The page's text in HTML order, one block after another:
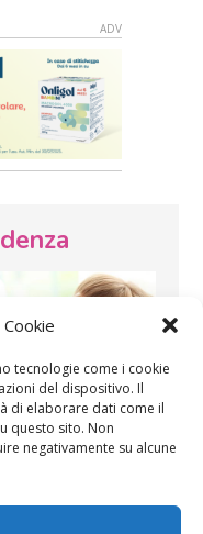
tecnologie come i cookie
del dispositivo. Il
di elaborare dati come il
questo sito. Non
negativamente su alcune
SOS Pediatra